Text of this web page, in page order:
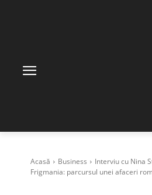
Acasă Business
Interviu cu Nina
Frigmania: parcursul unei afaceri